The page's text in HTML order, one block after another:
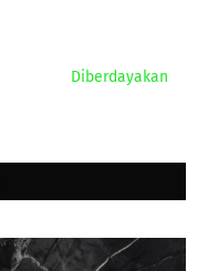
Diberdayakan